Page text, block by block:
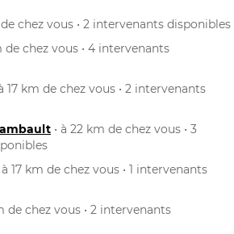
de chez vous • 2 intervenants disponibles
de chez vous • 4 intervenants
17 km de chez vous • 2 intervenants
• à 22 km de chez vous • 3
à 17 km de chez vous • 1 intervenants
de chez vous • 2 intervenants